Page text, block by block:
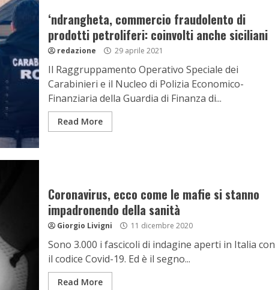
‘ndrangheta, commercio fraudolento di
prodotti petroliferi: coinvolti anche siciliani
redazione 29 aprile 2021
Il Raggruppamento Operativo Speciale dei
Carabinieri e il Nucleo di Polizia Economico-
Finanziaria della Guardia di Finanza di...
Read More
Coronavirus, ecco come le mafie si stanno
impadronendo della sanità
Giorgio Livigni 11 dicembre 2020
Sono 3.000 i fascicoli di indagine aperti in Italia con
il codice Covid-19. Ed è il segno...
Read More